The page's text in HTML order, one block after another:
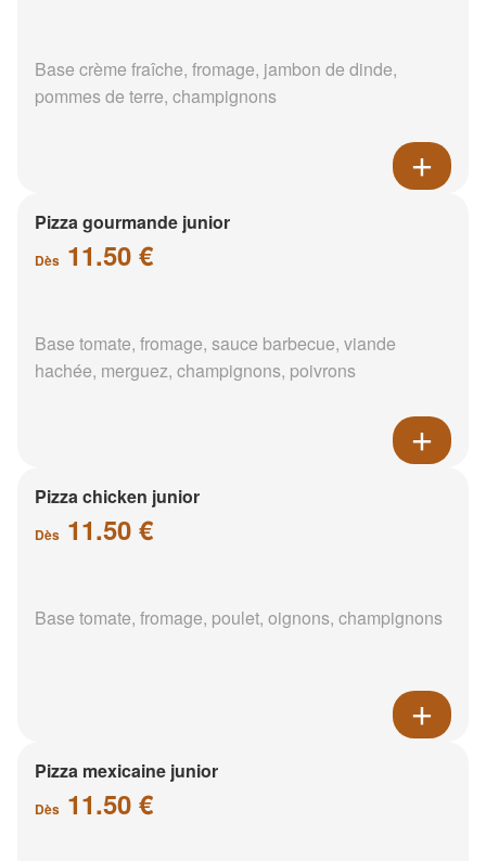
Base crème fraîche, fromage, jambon de dinde,
pommes de terre, champignons
Pizza gourmande junior
Dès 11.50 €
Base tomate, fromage, sauce barbecue, viande
hachée, merguez, champignons, poivrons
Pizza chicken junior
Dès 11.50 €
Base tomate, fromage, poulet, oignons, champignons
Pizza mexicaine junior
Dès 11.50 €